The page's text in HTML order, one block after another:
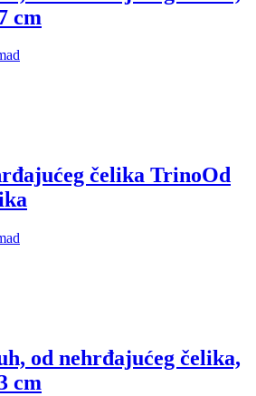
cm
čelika TrinoOd
od nehrđajućeg čelika,
cm